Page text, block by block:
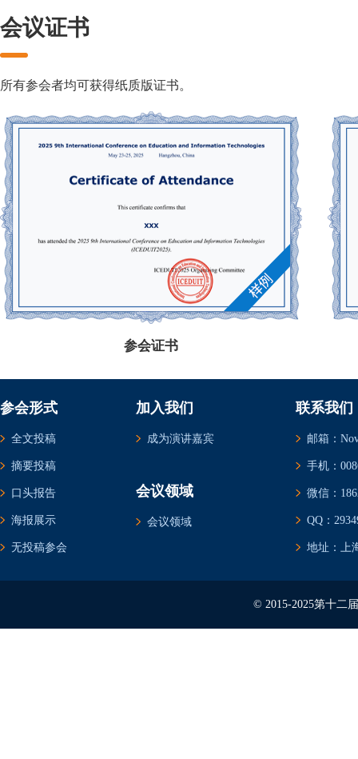
会议证书
所有参会者均可获得纸质版证书。
参会证书
参会形式
全文投稿
摘要投稿
口头报告
海报展示
无投稿参会
加入我们
成为演讲嘉宾
会议领域
会议领域
联系我们
邮箱：
手机：
微信：
QQ：
地址：上
© 2015-2025第十二